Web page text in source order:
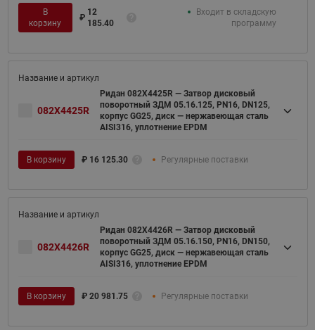
В
корзину
₽
12
185.40
Входит в складскую
программу
082X4425R
Ридан 082X4425R — Затвор дисковый
поворотный ЗДМ 05.16.125, PN16, DN125,
корпус GG25, диск — нержавеющая сталь
AISI316, уплотнение EPDM
В корзину ₽ 16 125.30 Регулярные поставки
082X4426R
Ридан 082X4426R — Затвор дисковый
поворотный ЗДМ 05.16.150, PN16, DN150,
корпус GG25, диск — нержавеющая сталь
AISI316, уплотнение EPDM
В корзину ₽ 20 981.75 Регулярные поставки